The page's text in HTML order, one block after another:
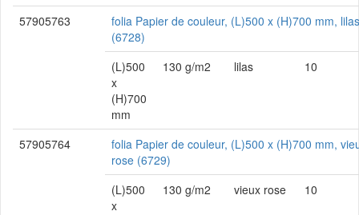
57905763
folia Papier de couleur, (L)500 x (H)700 mm, lilas
(6728)
(L)500
x
(H)700
mm
130 g/m2 lilas 10
57905764
folia Papier de couleur, (L)500 x (H)700 mm,
rose (6729)
(L)500
x
130 g/m2 vieux rose 10